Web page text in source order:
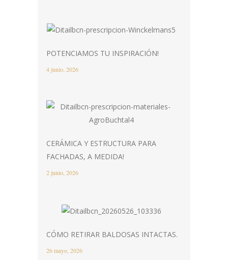
POTENCIAMOS TU INSPIRACIÓN!
4 junio, 2026
CERÁMICA Y ESTRUCTURA PARA
FACHADAS, A MEDIDA!
2 junio, 2026
CÓMO RETIRAR BALDOSAS INTACTAS.
26 mayo, 2026